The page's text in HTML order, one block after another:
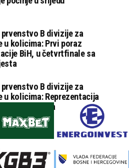
B divizije za
u kolicima: Prvi poraz
BiH, u četvrtfinale sa
B divizije za
u kolicima: Reprezentacija
i domaćina Grčku